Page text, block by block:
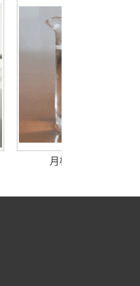
月桂胺二亚丙基二胺